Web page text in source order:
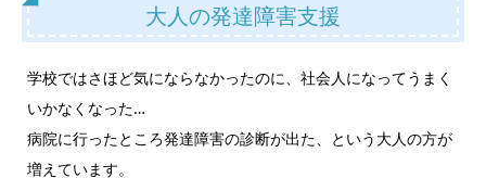
大人の発達障害支援
学校ではさほど気にならなかったのに、社会人になってうまく
いかなくなった…
病院に行ったところ発達障害の診断が出た、という大人の方が
増えています。